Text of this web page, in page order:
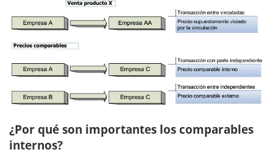
¿Por qué son importantes los comparables
internos?